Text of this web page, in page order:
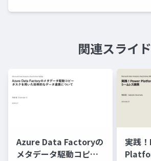
関連スライド
Azure Data Factoryの
メタデータ駆動コピー
実践